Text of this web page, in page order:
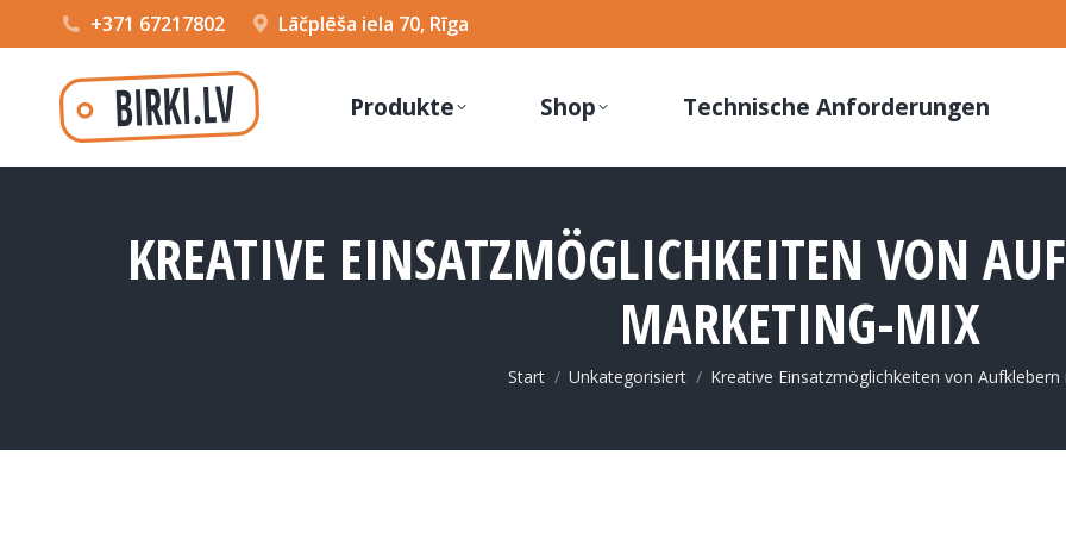
+371 67217802 Lāčplēša iela 70, Rīga
Produkte Shop Technische Anforderungen
KREATIVE EINSATZMÖGLICHKEITEN VON
MARKETING-MIX
Sie befinden sich hier:
Start Unkategorisiert Kreative Einsatzmöglichkeiten von Aufklebern